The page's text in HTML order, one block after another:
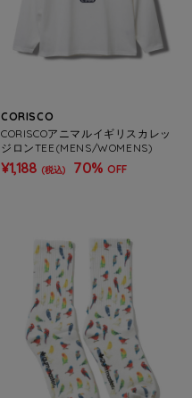
CORISCO
CORISCOアニマルイギリスカレッ
ジロンTEE(MENS/WOMENS)
¥1,188 (税込) 70% OFF